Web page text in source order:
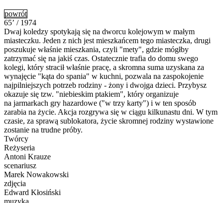
powrót
65’ / 1974
Dwaj koledzy spotykają się na dworcu kolejowym w małym
miasteczku. Jeden z nich jest mieszkańcem tego miasteczka, drugi
poszukuje właśnie mieszkania, czyli "mety", gdzie mógłby
zatrzymać się na jakiś czas. Ostatecznie trafia do domu swego
kolegi, który stracił właśnie pracę, a skromna suma uzyskana za
wynajęcie "kąta do spania" w kuchni, pozwala na zaspokojenie
najpilniejszych potrzeb rodziny - żony i dwojga dzieci. Przybysz
okazuje się tzw. "niebieskim ptakiem", który organizuje
na jarmarkach gry hazardowe ("w trzy karty") i w ten sposób
zarabia na życie. Akcja rozgrywa się w ciągu kilkunastu dni. W tym
czasie, za sprawą sublokatora, życie skromnej rodziny wystawione
zostanie na trudne próby.
Twórcy
Reżyseria
Antoni Krauze
scenariusz
Marek Nowakowski
zdjęcia
Edward Kłosiński